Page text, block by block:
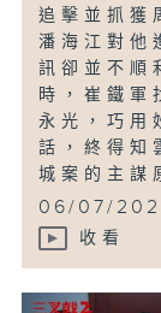
追擊並抓獲
潘海江對他
訊卻並不順
時，崔鐵軍
永光，巧用
話，終得知
城案的主謀
06/07/
收看